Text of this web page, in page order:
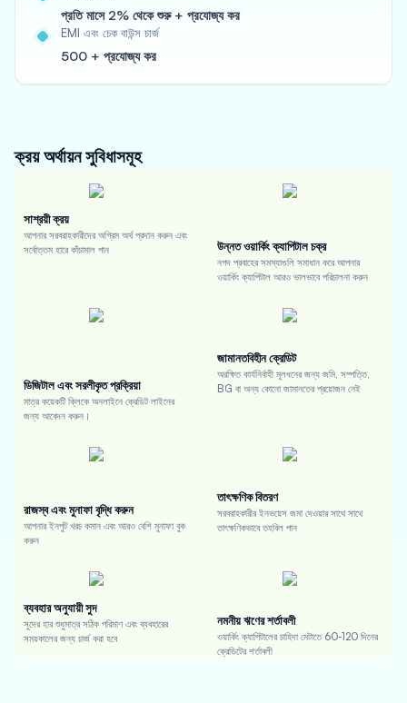
প্রতি মাসে 2% থেকে শুরু + প্রযোজ্য কর
EMI এবং চেক বাউন্স চার্জ
500 + প্রযোজ্য কর
ক্রয় অর্থায়নসুবিধাসমূহ
সাশ্রয়ী ক্রয়
আপনার সরবরাহকারীদের অগ্রিম অর্থ প্রদান করুন এবং
সর্বোত্তম হারে কাঁচামাল পান
উন্নত ওয়ার্কিং ক্যাপিটাল চক্র
নগদ প্রবাহের সমস্যাগুলি সমাধান করে আপনার
ওয়ার্কিং ক্যাপিটাল আরও ভালভাবে পরিচালনা করুন
ডিজিটাল এবং সরলীকৃত প্রক্রিয়া
মাত্র কয়েকটি ক্লিকে অনলাইনে ক্রেডিট লাইনের
জন্য আবেদন করুন।
জামানতবিহীন ক্রেডিট
অরক্ষিত কার্যনির্বাহী মূলধনের জন্য জমি, সম্পত্তি,
BG বা অন্য কোনো জামানতের প্রয়োজন নেই
রাজস্ব এবং মুনাফা বৃদ্ধি করুন
আপনার ইনপুট খরচ কমান এবং আরও বেশি মুনাফা বুক
করুন
তাৎক্ষণিক বিতরণ
সরবরাহকারীর ইনভয়েস জমা দেওয়ার সাথে সাথে
তাৎক্ষণিকভাবে তহবিল পান
ব্যবহার অনুযায়ী সুদ
সুদের হার শুধুমাত্র সঠিক পরিমাণ এবং ব্যবহারের
সময়কালের জন্য চার্জ করা হবে
নমনীয় ঋণের শর্তাবলী
ওয়ার্কিং ক্যাপিটালের চাহিদা মেটাতে 60-120 দিনের
ক্রেডিটের শর্তাবলী